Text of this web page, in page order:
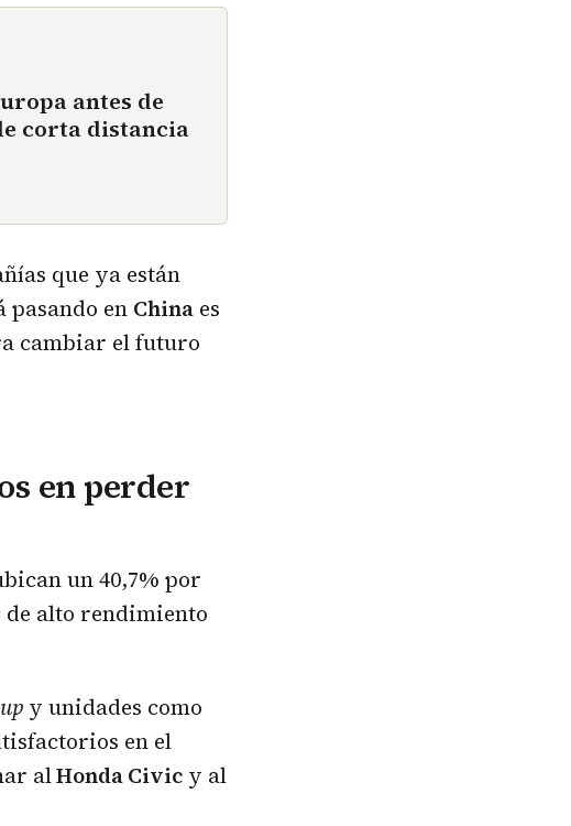
antes de
corta distancia
que ya están
pasando en China es
cambiar el futuro
en perder
un 40,7% por
de alto rendimiento
y unidades como
en el
alHonda Civic y al